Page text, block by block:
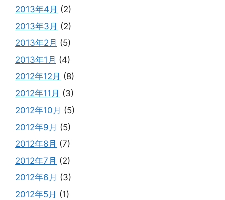
2013年4月 (2)
2013年3月 (2)
2013年2月 (5)
2013年1月 (4)
2012年12月 (8)
2012年11月 (3)
2012年10月 (5)
2012年9月 (5)
2012年8月 (7)
2012年7月 (2)
2012年6月 (3)
2012年5月 (1)